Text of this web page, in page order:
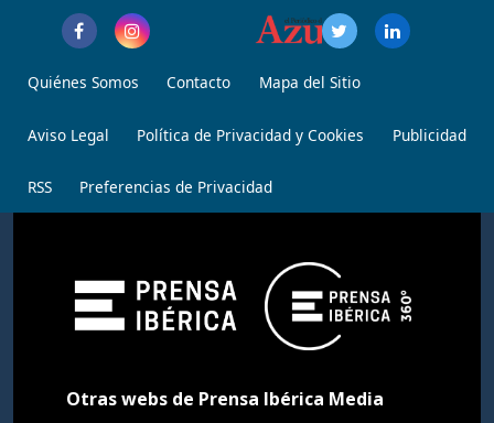
Quiénes Somos Contacto Mapa del Sitio
Aviso Legal Política de Privacidad y Cookies Publicidad
RSS Preferencias de Privacidad
Otras webs de Prensa Ibérica Media